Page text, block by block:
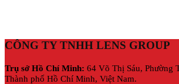
CÔNG TY TNHH LENS GROUP
Trụ sở Hồ Chí Minh: 64 Võ Thị Sáu, Phường
Thành phố Hồ Chí Minh, Việt Nam.